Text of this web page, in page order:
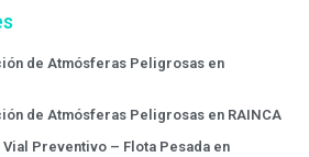
de Atmósferas Peligrosas en
de Atmósferas Peligrosas en RAINCA
Preventivo – Flota Pesada en